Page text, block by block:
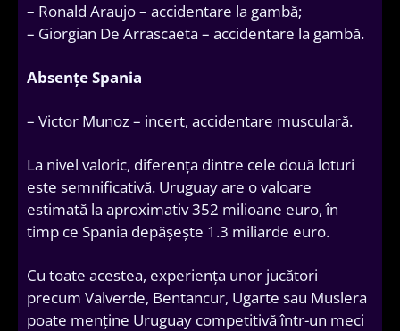
– Ronald Araujo – accidentare la gambă;
– Giorgian De Arrascaeta – accidentare la gambă.
Absențe Spania
– Victor Munoz – incert, accidentare musculară.
La nivel valoric, diferența dintre cele două loturi
este semnificativă. Uruguay are o valoare
estimată la aproximativ 352 milioane euro, în
timp ce Spania depășește 1.3 miliarde euro.
Cu toate acestea, experiența unor jucători
precum Valverde, Bentancur, Ugarte sau Muslera
poate menține Uruguay competitivă într-un meci